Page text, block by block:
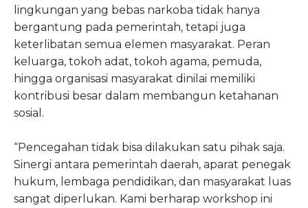
lingkungan yang bebas narkoba tidak hanya
bergantung pada pemerintah, tetapi juga
keterlibatan semua elemen masyarakat. Peran
keluarga, tokoh adat, tokoh agama, pemuda,
hingga organisasi masyarakat dinilai memiliki
kontribusi besar dalam membangun ketahanan
sosial.
“Pencegahan tidak bisa dilakukan satu pihak saja.
Sinergi antara pemerintah daerah, aparat penegak
hukum, lembaga pendidikan, dan masyarakat luas
sangat diperlukan. Kami berharap workshop ini